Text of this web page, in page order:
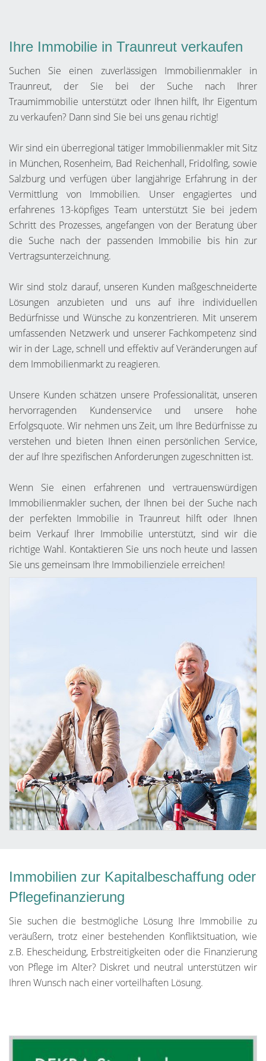
Ihre Immobilie in Traunreut verkaufen
Suchen Sie einen zuverlässigen Immobilienmakler in
Traunreut, der Sie bei der Suche nach Ihrer
Traumimmobilie unterstützt oder Ihnen hilft, Ihr Eigentum
zu verkaufen? Dann sind Sie bei uns genau richtig!
Wir sind ein überregional tätiger Immobilienmakler mit Sitz
in München, Rosenheim, Bad Reichenhall, Fridolfing, sowie
Salzburg und verfügen über langjährige Erfahrung in der
Vermittlung von Immobilien. Unser engagiertes und
erfahrenes 13-köpfiges Team unterstützt Sie bei jedem
Schritt des Prozesses, angefangen von der Beratung über
die Suche nach der passenden Immobilie bis hin zur
Vertragsunterzeichnung.
Wir sind stolz darauf, unseren Kunden maßgeschneiderte
Lösungen anzubieten und uns auf ihre individuellen
Bedürfnisse und Wünsche zu konzentrieren. Mit unserem
umfassenden Netzwerk und unserer Fachkompetenz sind
wir in der Lage, schnell und effektiv auf Veränderungen auf
dem Immobilienmarkt zu reagieren.
Unsere Kunden schätzen unsere Professionalität, unseren
hervorragenden Kundenservice und unsere hohe
Erfolgsquote. Wir nehmen uns Zeit, um Ihre Bedürfnisse zu
verstehen und bieten Ihnen einen persönlichen Service,
der auf Ihre spezifischen Anforderungen zugeschnitten ist.
Wenn Sie einen erfahrenen und vertrauenswürdigen
Immobilienmakler suchen, der Ihnen bei der Suche nach
der perfekten Immobilie in Traunreut hilft oder Ihnen
beim Verkauf Ihrer Immobilie unterstützt, sind wir die
richtige Wahl. Kontaktieren Sie uns noch heute und lassen
Sie uns gemeinsam Ihre Immobilienziele erreichen!
Immobilien zur Kapitalbeschaffung oder
Pflegefinanzierung
Sie suchen die bestmögliche Lösung Ihre Immobilie zu
veräußern, trotz einer bestehenden Konfliktsituation, wie
z.B. Ehescheidung, Erbstreitigkeiten oder die Finanzierung
von Pflege im Alter? Diskret und neutral unterstützen wir
Ihren Wunsch nach einer vorteilhaften Lösung.